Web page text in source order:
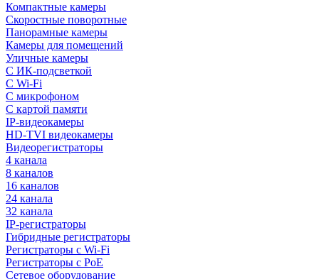
Компактные камеры
Скоростные поворотные
Панорамные камеры
Камеры для помещений
Уличные камеры
С ИК-подсветкой
С Wi-Fi
С микрофоном
С картой памяти
IP-видеокамеры
HD-TVI видеокамеры
Видеорегистраторы
4 канала
8 каналов
16 каналов
24 канала
32 канала
IP-регистраторы
Гибридные регистраторы
Регистраторы с Wi-Fi
Регистраторы с PoE
Сетевое оборудование